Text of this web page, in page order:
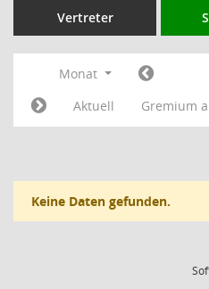
Vertreter
Monat
Aktuell
Gremium
Keine Daten gefunden.